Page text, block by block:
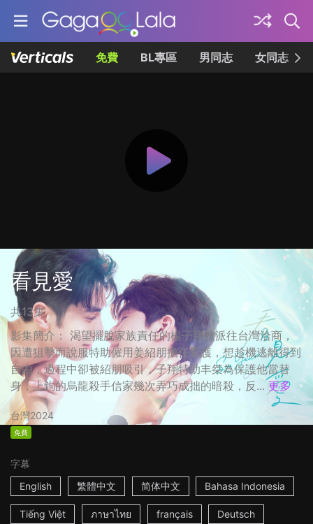
免費 BL專區 男同志 女同志
看見愛
共13集
影集簡介： 渴望擺脫家族責任的楊子翔被派往台灣洽商，
因遭狙擊而說服特助僱用姜紹朋擔任看護，想趁機逃離得到
自由，過程中卻被紹朋吸引，子翔特助丰桀為保護他當替
身，上鉤的烏龍殺手信家幾次弄巧成拙的暗殺，反... 更多
台灣2024
免費
字幕
English
繁體中文 简体中文 Bahasa Indonesia
Tiếng Việt ภาษาไทย français Deutsch